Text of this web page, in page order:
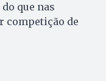
que nas
competição de